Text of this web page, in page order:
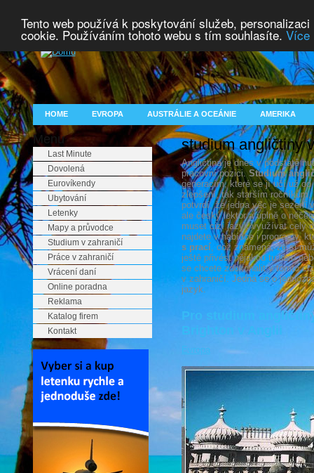
Tento web používá k poskytování služeb,
cookie. Používáním tohoto webu s tím souhlasíte. Více
HOME EVROPA AUSTRÁLIE A OCEÁNIE AMERIKA
Menu
Last Minute
Dovolená
Eurovíkendy
Ubytování
Letenky
Mapy a průvodce
Studium v zahraničí
Práce v zahraničí
Vrácení daní
Online poradna
Reklama
Katalog firem
Kontakt
studium angličtiny
Angličtina je dnes v podstatě
pracovní pozici.Studium
generacím, které se jí učí už
zlepšení, tak starším
potvrdí, že jedna věc je sezení
ale český lektor a úplně o
muset cizí jazyk využívat celý
najdete v nabídce i programy,
s prací, což znamená, že si
ještě přivést nějakou tu libru
se chcete zdokonalit v tomto
v zahraničí. Jedná se o
jazyk.
Pro studium
Brighton v Anglii
Evropa